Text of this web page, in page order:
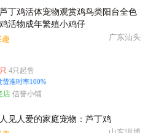
芦丁鸡活体宠物观赏鸡鸟类阳台全色
活物成年繁殖小鸡仔
广东汕头
4只起售
货准时率100%
店 信誉小铺
人见人爱的家庭宠物：芦丁鸡